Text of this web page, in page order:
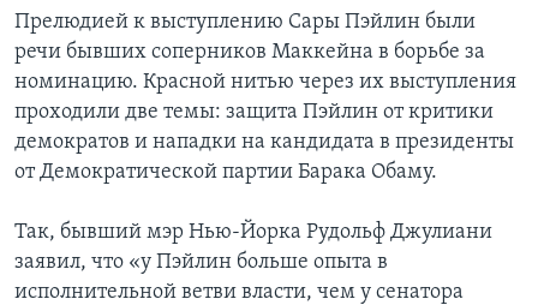
Перейти
поиск
ПОЧЕМУ ЭТО ВАЖНО?
ДЕТАЛИ
НЬЮ-ЙОРК NEW YORK
А КАК В АМЕРИКЕ?
АМЕРИКАНСКИЕ ГОРОДКИ
ТЕСТЫ
ФАКТЫ ПРОТИВ ФЕЙКОВ
ЗА СВОБОДУ ПРЕССЫ
УЧИМ АНГЛИЙСКИЙ
ВИДЕО
Learning English
Прелюдией к выступлению Сары Пэйлин были
речи бывших соперников Маккейна в борьбе за
номинацию. Красной нитью через их выступления
проходили две темы: защита Пэйлин от критики
демократов и нападки на кандидата в президенты
от Демократической партии Барака Обаму.
Так, бывший мэр Нью-Йорка Рудольф Джулиани
заявил, что «у Пэйлин больше опыта в
исполнительной ветви власти, чем у сенатора